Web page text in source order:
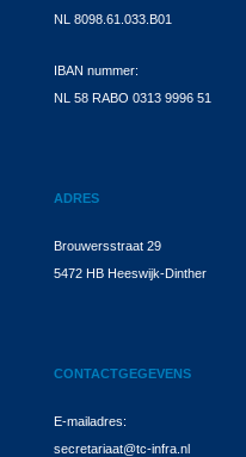
NL 8098.61.033.B01
IBAN nummer:
NL 58 RABO 0313 9996 51
ADRES
Brouwersstraat 29
5472 HB Heeswijk-Dinther
CONTACTGEGEVENS
E-mailadres:
secretariaat@tc-infra.nl